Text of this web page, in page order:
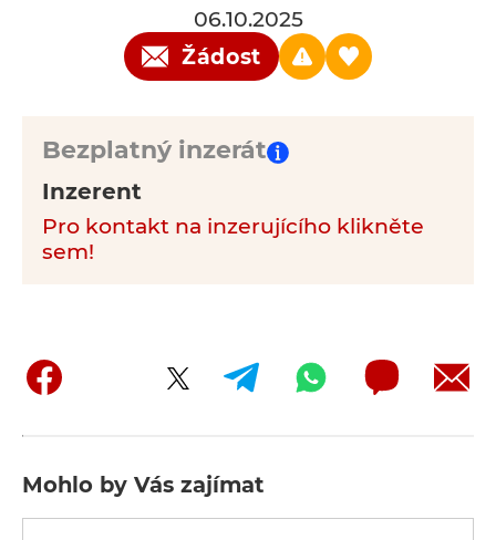
06.10.2025
Žádost
Bezplatný inzerát
Inzerent
Pro kontakt na inzerujícího klikněte
sem!
Mohlo by Vás zajímat